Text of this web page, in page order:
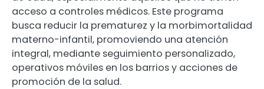
acceso a controles médicos. Este programa
busca reducir la prematurez y la morbimortalidad
materno-infantil, promoviendo una atención
integral, mediante seguimiento personalizado,
operativos móviles en los barrios y acciones de
promoción de la salud.